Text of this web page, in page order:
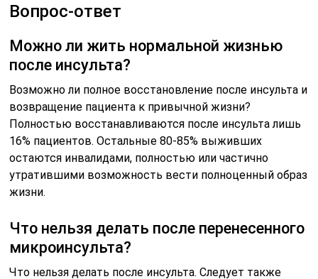
Вопрос-ответ
Можно ли жить нормальной жизнью
после инсульта?
Возможно ли полное восстановление после инсульта и
возвращение пациента к привычной жизни?
Полностью восстанавливаются после инсульта лишь
16% пациентов. Остальные 80-85% выживших
остаются инвалидами, полностью или частично
утратившими возможность вести полноценный образ
жизни.
Что нельзя делать после перенесенного
микроинсульта?
Что нельзя делать после инсульта. Следует также